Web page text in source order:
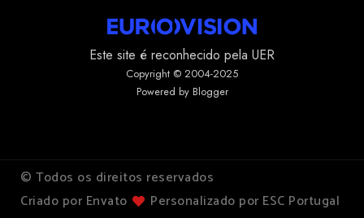
Este site é reconhecido pela UER
Copyright © 2004-2025
Powered by Blogger
© Todos os direitos reservados
Criado por Envato
Personalizado por ESC Portugal